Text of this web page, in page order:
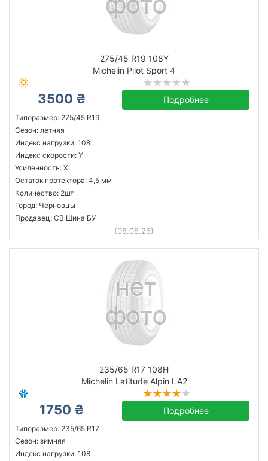
275/45 R19 108Y
Michelin Pilot Sport 4
3500 ₴ Подробнее
Типоразмер: 275/45 R19
Сезон: летняя
Индекс нагрузки: 108
Индекс скорости: Y
Усиленность: XL
Остаток протектора: 4,5 мм
Количество: 2шт
Город: Черновцы
Продавец: СВ Шина БУ
(08.08.26)
235/65 R17 108H
Michelin Latitude Alpin LA2
1750 ₴ Подробнее
Типоразмер: 235/65 R17
Сезон: зимняя
Индекс нагрузки: 108